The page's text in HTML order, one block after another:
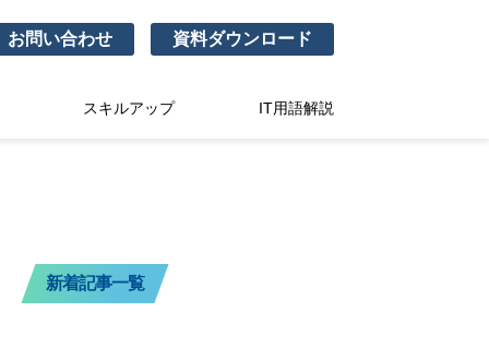
お問い合わせ 資料ダウンロード
スキルアップ IT用語解説
新着記事一覧